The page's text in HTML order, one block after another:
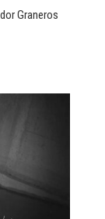
Graneros